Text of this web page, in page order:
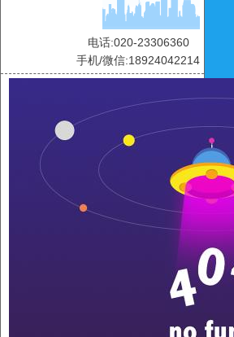
电话:020-23306360
手机/微信:18924042214